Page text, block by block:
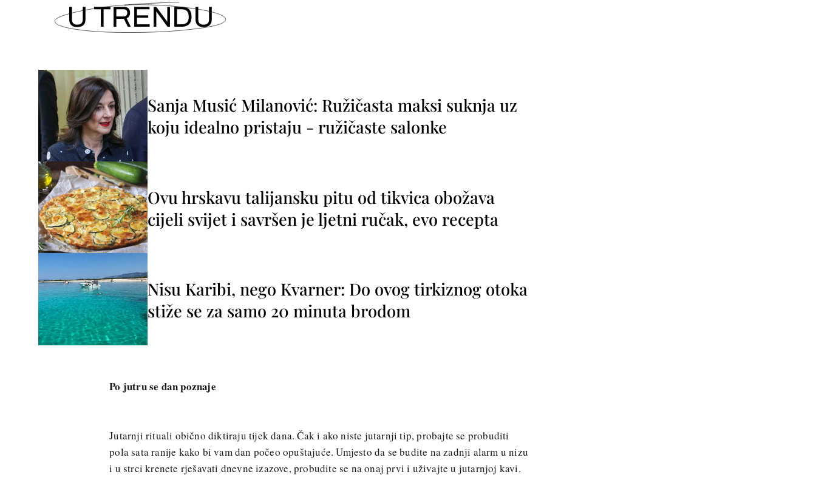
U TRENDU
Sanja Musić Milanović: Ružičasta maksi suknja uz
koju idealno pristaju - ružičaste salonke
Ovu hrskavu talijansku pitu od tikvica obožava
cijeli svijet i savršen je ljetni ručak, evo recepta
Nisu Karibi, nego Kvarner: Do ovog tirkiznog otoka
stiže se za samo 20 minuta brodom
Po jutru se dan poznaje
Jutarnji rituali obično diktiraju tijek dana. Čak i ako niste jutarnji tip, probajte se probuditi
pola sata ranije kako bi vam dan počeo opuštajuće. Umjesto da se budite na zadnji alarm u nizu
i u strci krenete rješavati dnevne izazove, probudite se na onaj prvi i uživajte u jutarnjoj kavi.